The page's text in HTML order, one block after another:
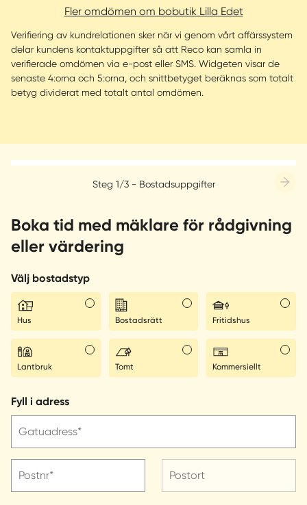
Fler omdömen om bobutik Lilla Edet
Verifiering av kundrelationen sker när vi genom vårt affärssystem
delar kundens kontaktuppgifter så att Reco kan samla in
verifierade omdömen via e-post eller SMS. Widgeten visar de
senaste 4:orna och 5:orna, och snittbetyget beräknas som totalt
betyg dividerat med totalt antal omdömen.
Steg 1/3 - Bostadsuppgifter
Boka tid med mäklare för rådgivning
eller värdering
Välj bostadstyp
Hus Bostadsrätt Fritidshus
Lantbruk Tomt Kommersiellt
Fyll i adress
Gatuadress*
Postnr* Postort